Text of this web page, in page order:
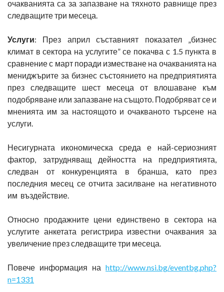
очакванията са за запазване на тяхното равнище през
следващите три месеца.
Услуги: През април съставният показател „бизнес
климат в сектора на услугите” се покачва с 1.5 пункта в
сравнение с март поради изместване на очакванията на
мениджърите за бизнес състоянието на предприятията
през следващите шест месеца от влошаване към
подобряване или запазване на същото. Подобряват се и
мненията им за настоящото и очакваното търсене на
услуги.
Несигурната икономическа среда е най-сериозният
фактор, затрудняващ дейността на предприятията,
следван от конкуренцията в бранша, като през
последния месец се отчита засилване на негативното
им въздействие.
Относно продажните цени единствено в сектора на
услугите анкетата регистрира известни очаквания за
увеличение през следващите три месеца.
Повече информация на http://www.nsi.bg/eventbg.php?
n=1331